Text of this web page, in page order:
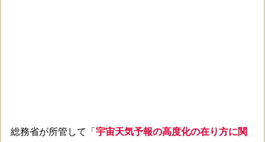
総務省が所管して「宇宙天気予報の高度化の在り方に関